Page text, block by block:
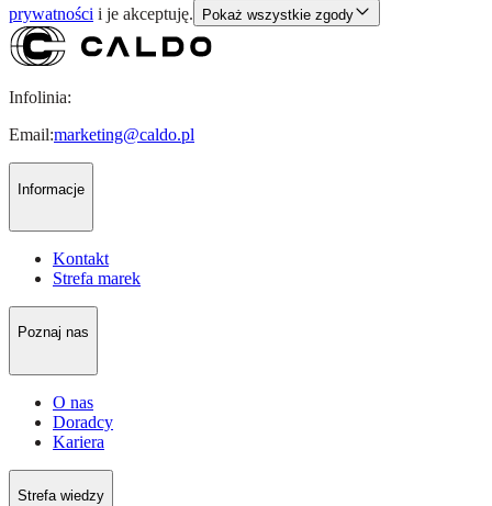
prywatności i je akceptuję. Pokaż wszystkie zgody
Infolinia:
Email:marketing@caldo.pl
Informacje
Kontakt
Strefa marek
Poznaj nas
O nas
Doradcy
Kariera
Strefa wiedzy